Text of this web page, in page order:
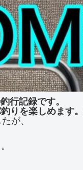
行記録です。
りを楽しめます。
が、